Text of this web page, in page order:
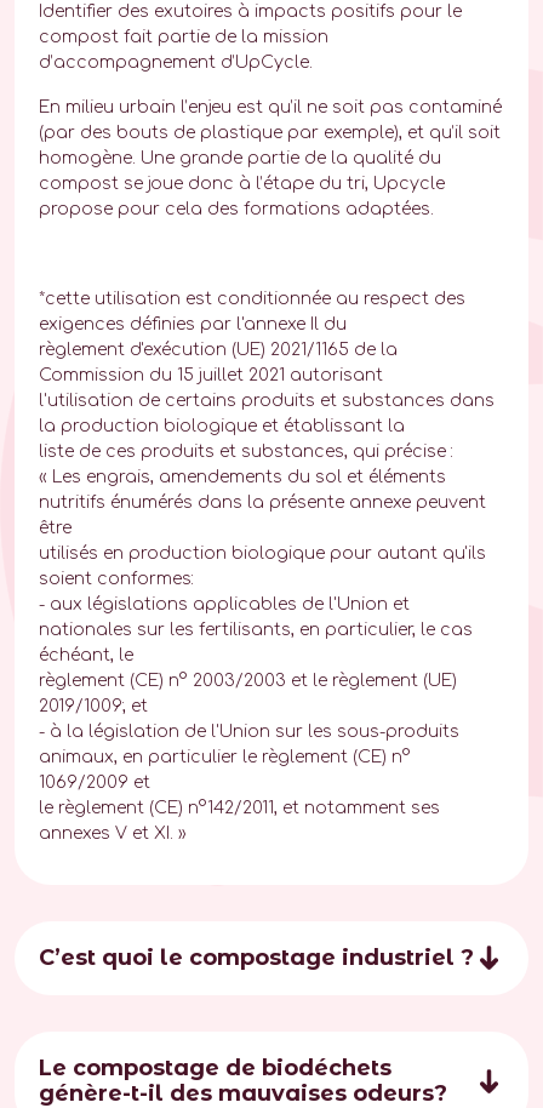
Identifier des exutoires à impacts positifs pour le
compost fait partie de la mission
d’accompagnement d’UpCycle.
En milieu urbain l’enjeu est qu’il ne soit pas contaminé
(par des bouts de plastique par exemple), et qu’il soit
homogène. Une grande partie de la qualité du
compost se joue donc à l’étape du tri, Upcycle
propose pour cela des formations adaptées.
*cette utilisation est conditionnée au respect des
exigences définies par l'annexe Il du
règlement d'exécution (UE) 2021/1165 de la
Commission du 15 juillet 2021 autorisant
l'utilisation de certains produits et substances dans
la production biologique et établissant la
liste de ces produits et substances, qui précise :
« Les engrais, amendements du sol et éléments
nutritifs énumérés dans la présente annexe peuvent
être
utilisés en production biologique pour autant qu'ils
soient conformes:
- aux législations applicables de l'Union et
nationales sur les fertilisants, en particulier, le cas
échéant, le
règlement (CE) n° 2003/2003 et le règlement (UE)
2019/1009; et
- à la législation de l'Union sur les sous-produits
animaux, en particulier le règlement (CE) n°
1069/2009 et
le règlement (CE) n°142/2011, et notamment ses
annexes V et XI. »
C’est quoi le compostage industriel ?
Le compostage de biodéchets
génère-t-il des mauvaises odeurs?